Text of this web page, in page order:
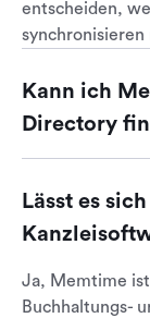
entscheiden,
synchronisieren
Kann ich
Directory
Directory
starten oder
der offiziellen
Sie noch heute
Lässt es
Ja, Memtime
Buchhaltungs-